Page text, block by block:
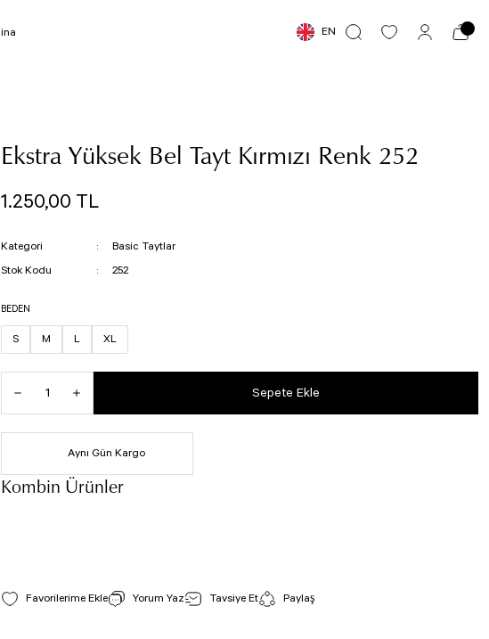
EN
Ekstra Yüksek Bel Tayt Kırmızı Renk 252
1.250,00 TL
Kategori
Basic Taytlar
Stok Kodu
252
BEDEN
S M L XL
Sepete Ekle
Aynı Gün Kargo
Kombin Ürünler
Stok Kodu : 125 İncele
Yorum Yaz Tavsiye Et Paylaş